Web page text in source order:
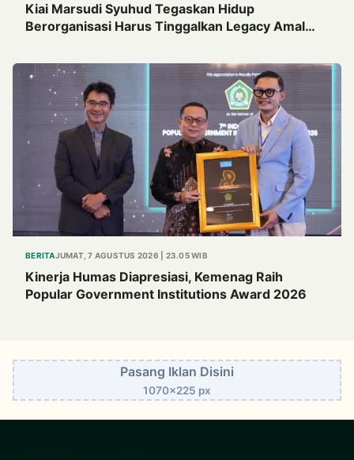
Kiai Marsudi Syuhud Tegaskan Hidup
Berorganisasi Harus Tinggalkan Legacy Amal
BERITAJUMAT, 7 AGUSTUS 2026 | 23.05 WIB
Kinerja Humas Diapresiasi, Kemenag Raih
Popular Government Institutions Award 2026
Pasang Iklan Disini
1070x225 px